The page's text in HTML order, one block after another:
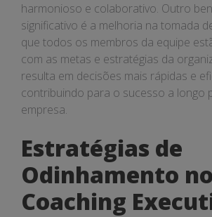
harmonioso e colaborativo. Outro
significativo é a melhoria na tomada
que todos os membros da equipe
com as metas e estratégias da
resulta em decisões mais rápidas e
contribuindo para o sucesso a longo
empresa.
Estratégias de
Odinhamento no
Coaching